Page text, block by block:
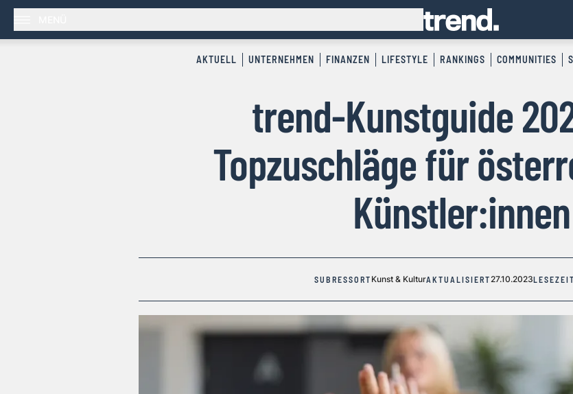
AKTUELL UNTERNEHMEN FINANZEN LIFESTYLE RANKINGS COMMUNITIES
trend-Kunstguide
Topzuschläge für
Künstler:innen
SUBRESSORT Kunst & KulturAKTUALISIERT27.10.2023LESEZEIT